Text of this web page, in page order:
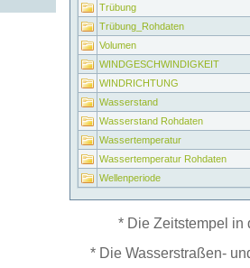
Trübung
Trübung_Rohdaten
Volumen
WINDGESCHWINDIGKEIT
WINDRICHTUNG
Wasserstand
Wasserstand Rohdaten
Wassertemperatur
Wassertemperatur Rohdaten
Wellenperiode
* Die Zeitstempel in
* Die Wasserstraßen-